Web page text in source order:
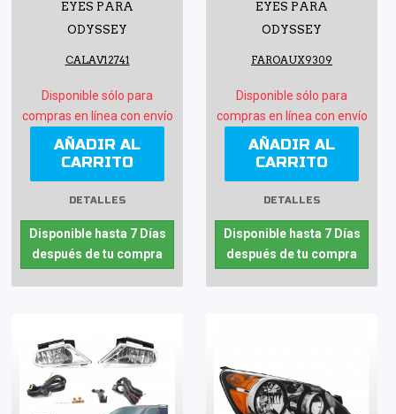
EYES PARA
ODYSSEY
CALAV12741
Disponible sólo para
compras en línea con envío
AÑADIR AL
CARRITO
DETALLES
Disponible hasta 7 Días
después de tu compra
EYES PARA
ODYSSEY
FAROAUX9309
Disponible sólo para
compras en línea con envío
AÑADIR AL
CARRITO
DETALLES
Disponible hasta 7 Días
después de tu compra